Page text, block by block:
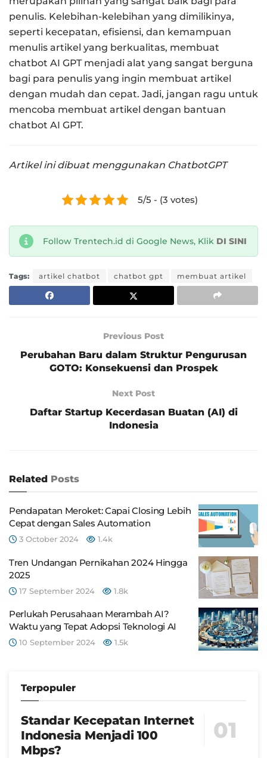
penulis. Kelebihan-kelebihan yang dimilikinya,
seperti kecepatan, efisiensi, dan kemampuan
menulis artikel yang berkualitas, membuat
chatbot AI GPT menjadi alat yang sangat berguna
bagi para penulis yang ingin membuat artikel
dengan mudah dan cepat. Jadi, jangan ragu untuk
mencoba membuat artikel dengan bantuan
chatbot AI GPT.
Artikel ini dibuat menggunakan ChatbotGPT
5/5 - (3 votes)
Follow Trentech.id di Google News, Klik DI SINI
Tags: artikel chatbot chatbot gpt membuat artikel
Previous Post
Perubahan Baru dalam Struktur Pengurusan
GOTO: Konsekuensi dan Prospek
Next Post
Daftar Startup Kecerdasan Buatan (AI) di
Indonesia
Related Posts
Pendapatan Meroket: Capai Closing Lebih
Cepat dengan Sales Automation
3 October 2024 1.4k
Tren Undangan Pernikahan 2024 Hingga
2025
17 September 2024 1.8k
Perlukah Perusahaan Merambah AI?
Waktu yang Tepat Adopsi Teknologi AI
10 September 2024 1.5k
Terpopuler
Standar Kecepatan Internet
Indonesia Menjadi 100
Mbps?